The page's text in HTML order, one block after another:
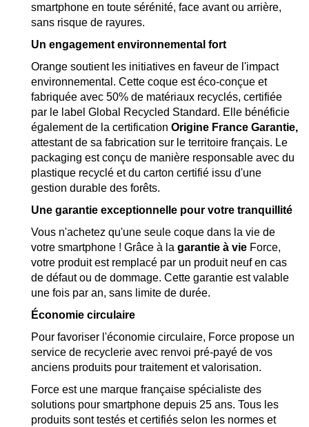
smartphone en toute sérénité, face avant ou arrière,
sans risque de rayures.
Un engagement environnemental fort
Orange soutient les initiatives en faveur de l'impact
environnemental. Cette coque est éco-conçue et
fabriquée avec 50% de matériaux recyclés, certifiée
par le label Global Recycled Standard. Elle bénéficie
également de la certification Origine France Garantie,
attestant de sa fabrication sur le territoire français. Le
packaging est conçu de manière responsable avec du
plastique recyclé et du carton certifié issu d'une
gestion durable des forêts.
Une garantie exceptionnelle pour votre tranquillité
Vous n'achetez qu'une seule coque dans la vie de
votre smartphone ! Grâce à la garantie à vie Force,
votre produit est remplacé par un produit neuf en cas
de défaut ou de dommage. Cette garantie est valable
une fois par an, sans limite de durée.
Économie circulaire
Pour favoriser l'économie circulaire, Force propose un
service de recyclerie avec renvoi pré-payé de vos
anciens produits pour traitement et valorisation.
Force est une marque française spécialiste des
solutions pour smartphone depuis 25 ans. Tous les
produits sont testés et certifiés selon les normes et